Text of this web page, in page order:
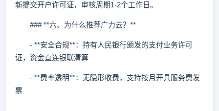
新提交开户许可证，审核周期1-2个工作日。
### **六、为什么推荐广力云？**
- **安全合规**：持有人民银行颁发的支付业务许可
证，资金直连银联清算
- **费率透明**：无隐形收费，支持按月开具服务费发
票